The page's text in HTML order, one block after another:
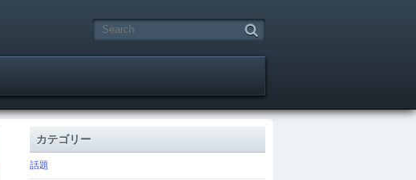
カテゴリー
話題